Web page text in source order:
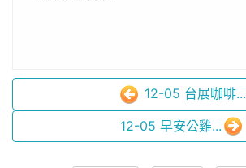
12-05 台展咖啡...
12-05 早安公雞...